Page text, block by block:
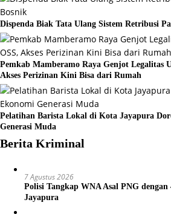
Dispenda Biak Tata Ulang Sistem Retribusi
Pemkab Mamberamo Raya Genjot Legalitas
Akses Perizinan Kini Bisa dari Rumah
Pelatihan Barista Lokal di Kota Jayapura
Generasi Muda
Berita Kriminal
7 Agustus 2026
Polisi Tangkap WNA Asal PNG
Jayapura